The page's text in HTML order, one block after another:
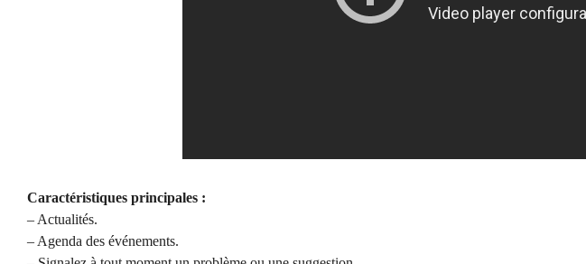
Caractéristiques principales :
– Actualités.
– Agenda des événements.